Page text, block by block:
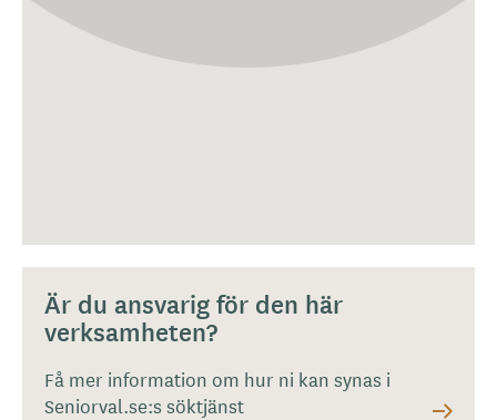
Är du ansvarig för den här
verksamheten?
Få mer information om hur ni kan synas i
Seniorval.se:s söktjänst